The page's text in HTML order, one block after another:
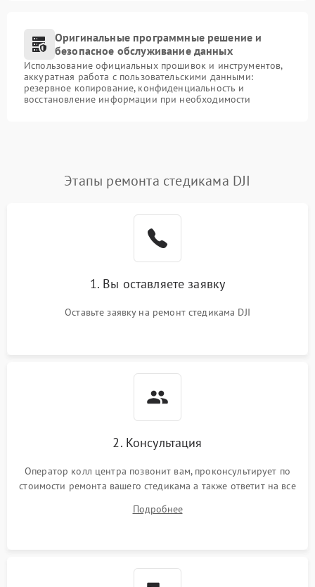
Оригинальные программные решение и
безопасное обслуживание данных
Использование официальных прошивок и инструментов,
аккуратная работа с пользовательскими данными:
резервное копирование, конфиденциальность и
восстановление информации при необходимости
Этапы ремонта стедикама DJI
1. Вы оставляете заявку
Оставьте заявку на ремонт стедикама DJI
2. Консультация
Оператор колл центра позвонит вам, проконсультирует по
стоимости ремонта вашего стедикама а также ответит на все
Подробнее